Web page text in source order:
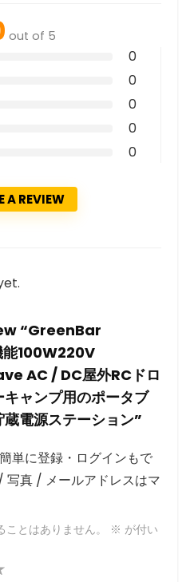
out of 5
0
0
0
0
0
A REVIEW
“GreenBar
能100W220V
AC / DC屋外RCドロ
ャンプ用のポータブ
電源ステーション”
単に登録・ログインもで
写真 / メールアドレスはマ
とはありません。 ※ が付い